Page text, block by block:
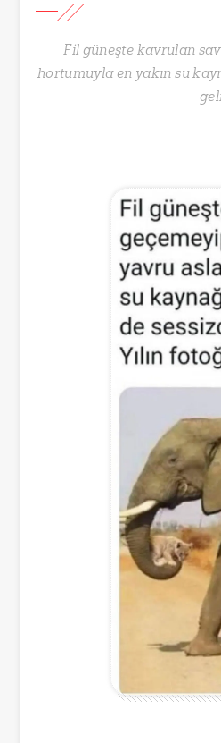
Fil güneşte kavrulan
hortumuyla en yakın su